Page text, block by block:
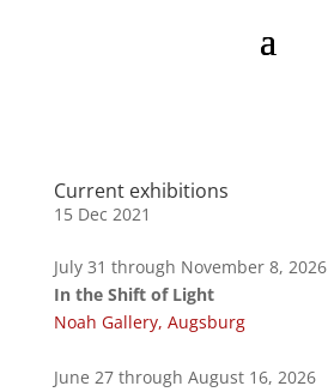
Current exhibitions
15 Dec 2021
July 31 through November 8, 2026
In the Shift of Light
Noah Gallery, Augsburg
June 27 through August 16, 2026